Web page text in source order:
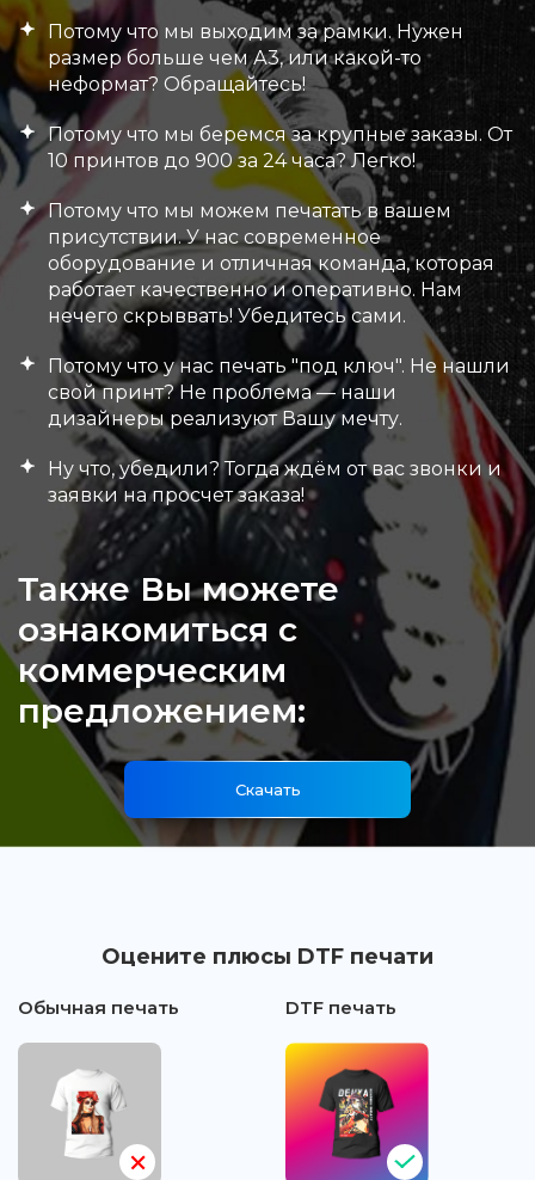
Потому что мы выходим за рамки. Нужен
размер больше чем А3, или какой-то
неформат? Обращайтесь!
Потому что мы беремся за крупные заказы. От
10 принтов до 900 за 24 часа? Легко!
Потому что мы можем печатать в вашем
присутствии. У нас современное
оборудование и отличная команда, которая
работает качественно и оперативно. Нам
нечего скрыввать! Убедитесь сами.
Потому что у нас печать "под ключ". Не нашли
свой принт? Не проблема — наши
дизайнеры реализуют Вашу мечту.
Ну что, убедили? Тогда ждём от вас звонки и
заявки на просчет заказа!
Также Вы можете
ознакомиться с
коммерческим
предложением:
Скачать
Оцените плюсы DTF печати
Обычная печать DTF печать